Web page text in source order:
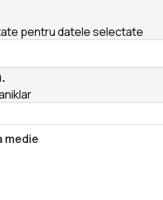
pentru datele selectate
medie